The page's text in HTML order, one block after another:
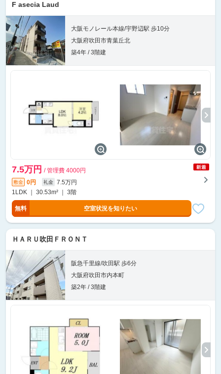
F asecia Laud
大阪モノレール本線/宇野辺駅 歩10分
大阪府吹田市青葉丘北
築4年 / 3階建
7.5万円 / 管理費 4000円
敷金 0円 礼金
7.5万円
1LDK ｜ 30.53m² ｜ 3階
無料 空室状況を知りたい
ＨＡＲＵ吹田ＦＲＯＮＴ
阪急千里線/吹田駅 歩6分
大阪府吹田市内本町
築2年 / 3階建